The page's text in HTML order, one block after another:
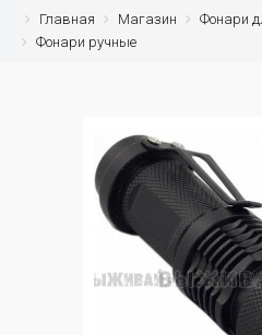
Главная Магазин
Фонари
Фонари ручные